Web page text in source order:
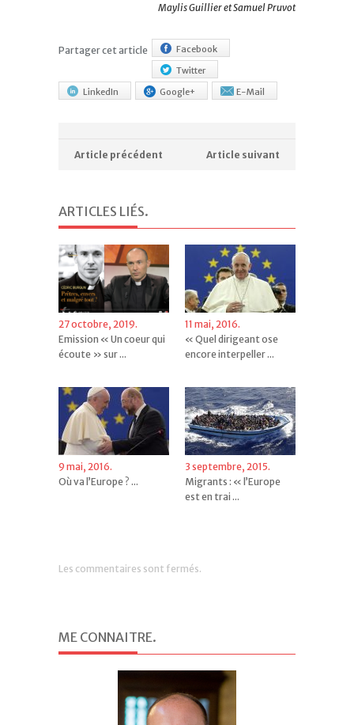
Maylis Guillier et Samuel Pruvot
Partager cet article
Facebook
Twitter
LinkedIn
Google+ E-Mail
Article précédent Article suivant
ARTICLES LIÉS.
27 octobre, 2019.
Emission « Un coeur qui
écoute » sur ...
11 mai, 2016.
« Quel dirigeant ose
encore interpeller ...
9 mai, 2016.
Où va l’Europe ? ...
3 septembre, 2015.
Migrants : « l’Europe
est en trai ...
Les commentaires sont fermés.
ME CONNAITRE.